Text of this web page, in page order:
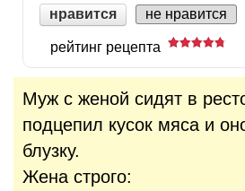
нравится не нравится
рейтинг рецепта
Муж с женой сидят в
подцепил кусок мяса и
блузку.
Жена строго: